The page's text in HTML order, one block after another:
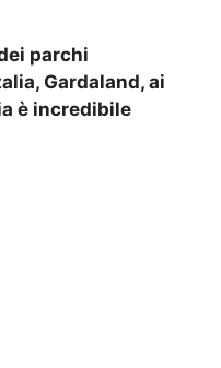
parchi
Gardaland, ai
è incredibile